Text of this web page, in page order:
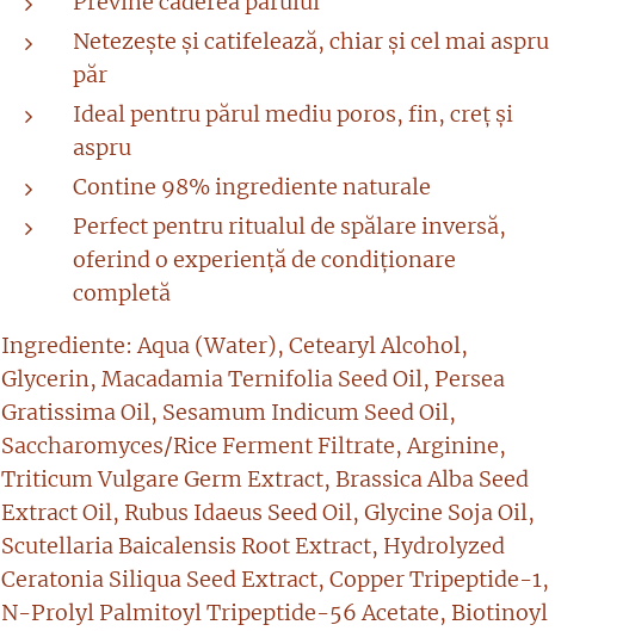
Netezește și catifelează, chiar și cel mai aspru
păr
Ideal pentru părul mediu poros, fin, creț și
aspru
Contine 98% ingrediente naturale
Perfect pentru ritualul de spălare inversă,
oferind o experiență de condiționare
completă
Ingrediente: Aqua (Water), Cetearyl Alcohol,
Glycerin, Macadamia Ternifolia Seed Oil, Persea
Gratissima Oil, Sesamum Indicum Seed Oil,
Saccharomyces/Rice Ferment Filtrate, Arginine,
Triticum Vulgare Germ Extract, Brassica Alba Seed
Extract Oil, Rubus Idaeus Seed Oil, Glycine Soja Oil,
Scutellaria Baicalensis Root Extract, Hydrolyzed
Ceratonia Siliqua Seed Extract, Copper Tripeptide-1,
N-Prolyl Palmitoyl Tripeptide-56 Acetate, Biotinoyl